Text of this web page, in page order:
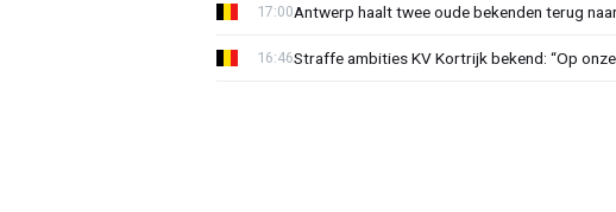
Antwerp haalt twee oude bekenden terug
17:00
Straffe ambities KV Kortrijk bekend: “Op onze
16:46